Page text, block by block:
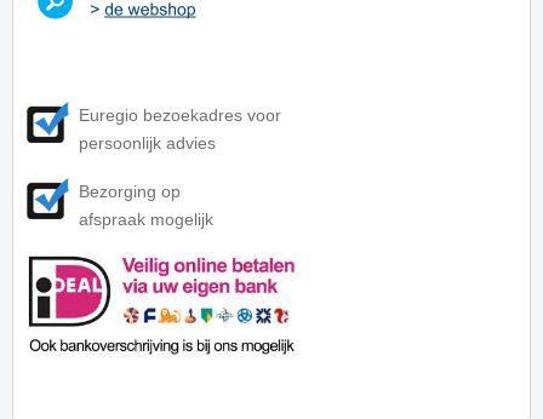
Euregio bezoekadres voor
persoonlijk advies
Bezorging op
afspraak mogelijk